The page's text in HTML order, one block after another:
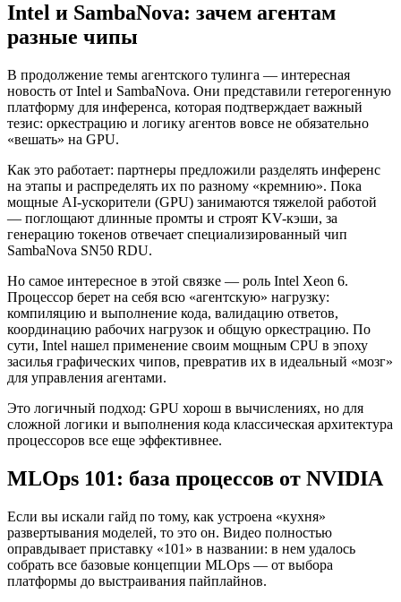
Intel и SambaNova: зачем агентам
разные чипы
В продолжение темы агентского тулинга — интересная
новость от Intel и SambaNova. Они представили гетерогенную
платформу для инференса, которая подтверждает важный
тезис: оркестрацию и логику агентов вовсе не обязательно
«вешать» на GPU.
Как это работает: партнеры предложили разделять инференс
на этапы и распределять их по разному «кремнию». Пока
мощные AI-ускорители (GPU) занимаются тяжелой работой
— поглощают длинные промты и строят KV-кэши, за
генерацию токенов отвечает специализированный чип
SambaNova SN50 RDU.
Но самое интересное в этой связке — роль Intel Xeon 6.
Процессор берет на себя всю «агентскую» нагрузку:
компиляцию и выполнение кода, валидацию ответов,
координацию рабочих нагрузок и общую оркестрацию. По
сути, Intel нашел применение своим мощным CPU в эпоху
засилья графических чипов, превратив их в идеальный «мозг»
для управления агентами.
Это логичный подход: GPU хорош в вычислениях, но для
сложной логики и выполнения кода классическая архитектура
процессоров все еще эффективнее.
MLOps 101: база процессов от NVIDIA
Если вы искали гайд по тому, как устроена «кухня»
развертывания моделей, то это он. Видео полностью
оправдывает приставку «101» в названии: в нем удалось
собрать все базовые концепции MLOps — от выбора
платформы до выстраивания пайплайнов.